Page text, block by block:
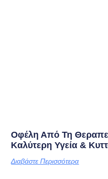
Οφέλη Από Τη
Καλύτερη Υγεία &
Διαβάστε Περισσότερα